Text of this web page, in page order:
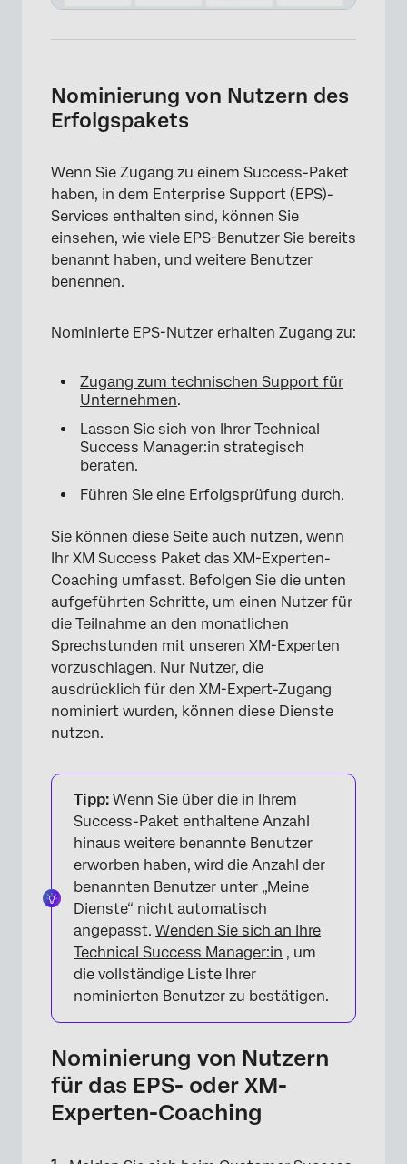
×
Nominierung von Nutzern des
Erfolgspakets
Wenn Sie Zugang zu einem Success-Paket
haben, in dem Enterprise Support (EPS)-
Services enthalten sind, können Sie
einsehen, wie viele EPS-Benutzer Sie bereits
benannt haben, und weitere Benutzer
benennen.
Nominierte EPS-Nutzer erhalten Zugang zu:
Zugang zum technischen Support für
Unternehmen.
Lassen Sie sich von Ihrer Technical
Success Manager:in strategisch
beraten.
Führen Sie eine Erfolgsprüfung durch.
Sie können diese Seite auch nutzen, wenn
Ihr XM Success Paket das XM-Experten-
Coaching umfasst. Befolgen Sie die unten
aufgeführten Schritte, um einen Nutzer für
die Teilnahme an den monatlichen
Sprechstunden mit unseren XM-Experten
vorzuschlagen. Nur Nutzer, die
ausdrücklich für den XM-Expert-Zugang
nominiert wurden, können diese Dienste
nutzen.
Tipp: Wenn Sie über die in Ihrem
Success-Paket enthaltene Anzahl
hinaus weitere benannte Benutzer
erworben haben, wird die Anzahl der
benannten Benutzer unter „Meine
Dienste“ nicht automatisch
angepasst. Wenden Sie sich an Ihre
Technical Success Manager:in , um
die vollständige Liste Ihrer
nominierten Benutzer zu bestätigen.
Nominierung von Nutzern
für das EPS- oder XM-
Experten-Coaching